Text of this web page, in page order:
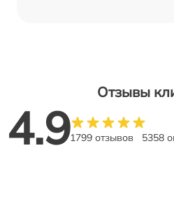
Отзывы
4.91799 отзывов 5358